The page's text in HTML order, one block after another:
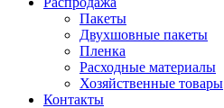
Пакеты
Двухшовные пакеты
Пленка
Расходные материалы
Хозяйственные товары
Контакты